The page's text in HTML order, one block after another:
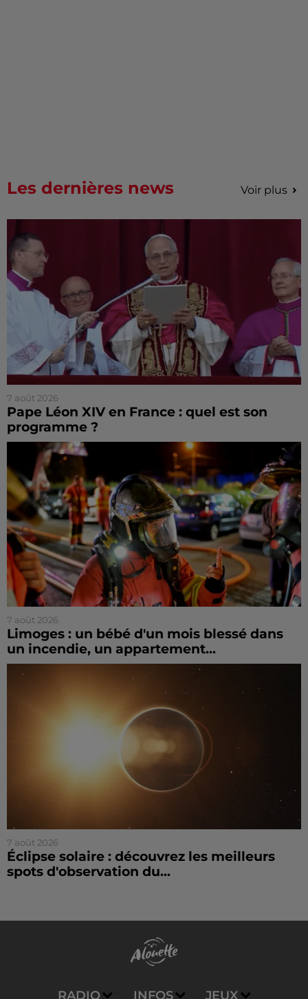
Les dernières news Voir plus
7 août 2026
Pape Léon XIV en France : quel est son
programme ?
7 août 2026
Limoges : un bébé d'un mois blessé dans
un incendie, un appartement...
7 août 2026
Éclipse solaire : découvrez les meilleurs
spots d'observation du...
RADIO INFOS JEUX